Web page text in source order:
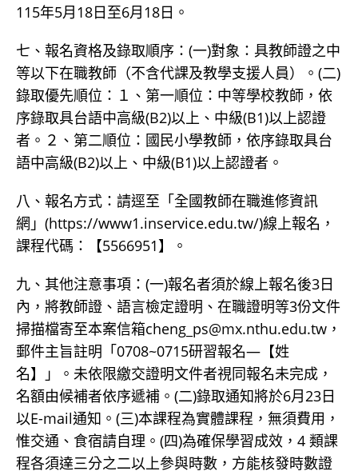
115年5月18日至6月18日。
七、報名資格及錄取順序：(一)對象：具教師證之中
等以下在職教師（不含代課及教學支援人員）。(二)
錄取優先順位：１、第一順位：中等學校教師，依
序錄取具台語中高級(B2)以上、中級(B1)以上認證
者。２、第二順位：國民小學教師，依序錄取具台
語中高級(B2)以上、中級(B1)以上認證者。
八、報名方式：請逕至「全國教師在職進修資訊
網」(https://www1.inservice.edu.tw/)線上報名，
課程代碼：【5566951】。
九、其他注意事項：(一)報名者須於線上報名後3日
內，將教師證、語言檢定證明、在職證明等3份文件
掃描檔寄至本案信箱cheng_ps@mx.nthu.edu.tw，
郵件主旨註明「0708~0715研習報名—【姓
名】」。未依限繳交證明文件者視同報名未完成，
名額由候補者依序遞補。(二)錄取通知將於6月23日
以E-mail通知。(三)本課程為實體課程，無須費用，
惟交通、食宿請自理。(四)為確保學習成效，4 類課
程各須達三分之二以上參與時數，方能核發時數證